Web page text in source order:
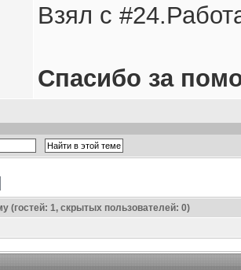
Взял с
Спасибо за
(гостей: 1, скрытых пользователей: 0)